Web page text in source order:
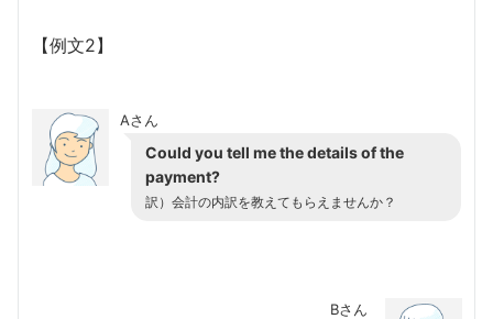
【例文2】
Aさん
Could you tell me the details of the
payment?
訳）会計の内訳を教えてもらえませんか？
Bさん